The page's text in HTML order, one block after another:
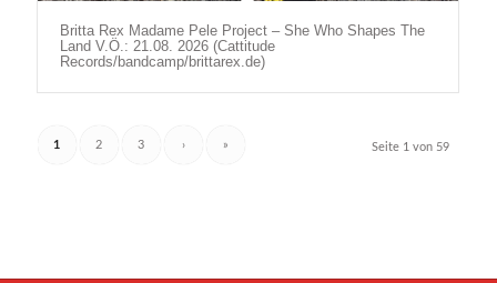
Britta Rex Madame Pele Project – She Who Shapes The
Land V.Ö.: 21.08. 2026 (Cattitude
Records/bandcamp/brittarex.de)
Seite 1 von 59
1 2 3 › »